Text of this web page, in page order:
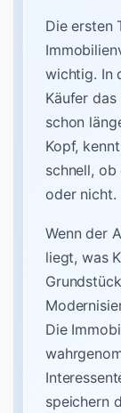
Die ersten
wichtig. In
Käufer
schon
Kopf,
schnell,
oder nicht.
Wenn der
liegt, was
Die
speichern